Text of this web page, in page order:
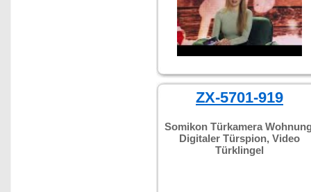
ZX-5701-919
Somikon Türkamera
Digitaler Türspion, Video
Türklingel